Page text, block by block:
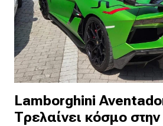
Lamborghini
Τρελαίνει κόσμο